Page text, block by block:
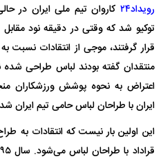
رویداد۲۴
توکیو شد که وقتی در دقیقه نود مقابل
قرار گرفتند، موجی از انتقادات
منتقدان گفته بودند لباس طراحی شده
اعتراض به نحوه پوشش ورزشکاران
ایران با طراحان لباس حامی تیم ایران
این اولین بار نیست که انتقادات به